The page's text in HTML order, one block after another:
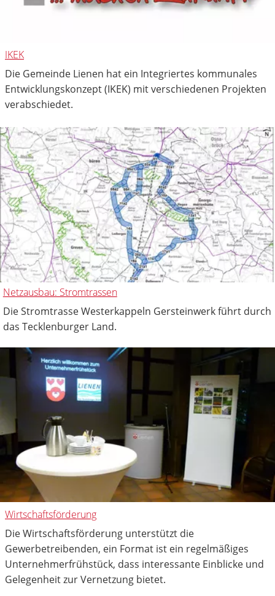
IKEK
Die Gemeinde Lienen hat ein Integriertes kommunales
Entwicklungskonzept (IKEK) mit verschiedenen Projekten
verabschiedet.
Netzausbau: Stromtrassen
Die Stromtrasse Westerkappeln Gersteinwerk führt durch
das Tecklenburger Land.
Wirtschaftsförderung
Die Wirtschaftsförderung unterstützt die
Gewerbetreibenden, ein Format ist ein regelmäßiges
Unternehmerfrühstück, dass interessante Einblicke und
Gelegenheit zur Vernetzung bietet.